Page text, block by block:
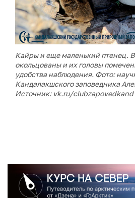
Кайры и еще маленький птенец.
окольцованы и их головы
удобства наблюдения. Фото:
Кандалакшского заповедника
Источник: vk.ru/clubzapovedkand